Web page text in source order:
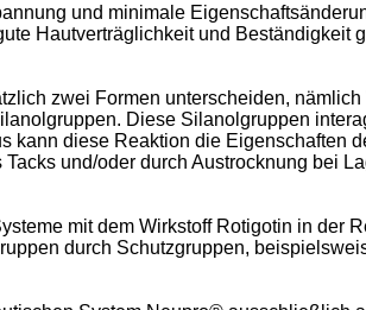
und minimale
Hautverträglichkeit und Beständigkeit
zwei Formen unterscheiden,
Diese Silanolgruppen
kann diese Reaktion die Eigenschaften
und/oder durch Austrocknung bei
mit dem Wirkstoff Rotigotin in der
durch Schutzgruppen,